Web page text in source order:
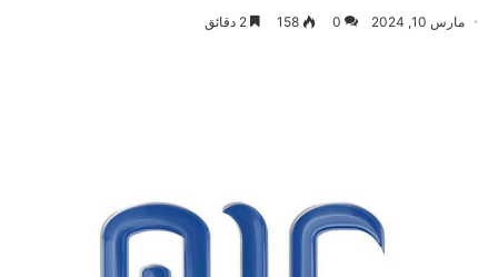
مارس 10, 2024 0
158